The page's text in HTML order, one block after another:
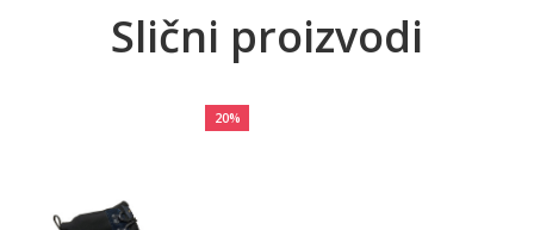
Slični proizvodi
20%